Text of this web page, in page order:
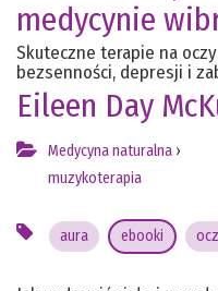
medycynie
Skuteczne terapie na
bezsenności, depresji i
Eileen Day
Medycyna naturalna ›
muzykoterapia
aura ebooki